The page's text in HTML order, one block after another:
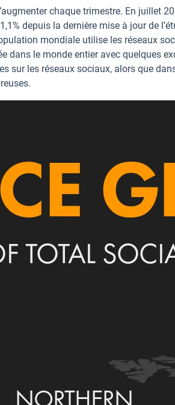
chaque trimestre. En juillet
depuis la dernière mise à jour de
mondiale utilise les réseaux
dans le monde entier avec quelques
sur les réseaux sociaux, alors que